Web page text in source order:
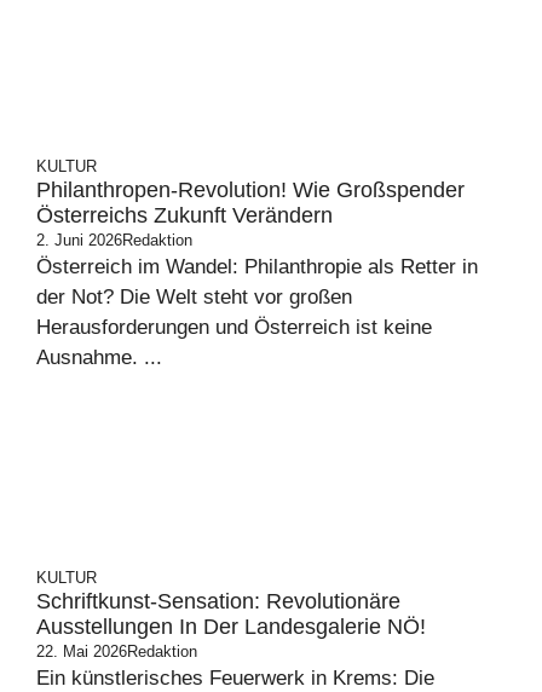
KULTUR
Philanthropen-Revolution! Wie Großspender
Österreichs Zukunft Verändern
2. Juni 2026Redaktion
Österreich im Wandel: Philanthropie als Retter in
der Not? Die Welt steht vor großen
Herausforderungen und Österreich ist keine
Ausnahme. ...
KULTUR
Schriftkunst-Sensation: Revolutionäre
Ausstellungen In Der Landesgalerie NÖ!
22. Mai 2026Redaktion
Ein künstlerisches Feuerwerk in Krems: Die